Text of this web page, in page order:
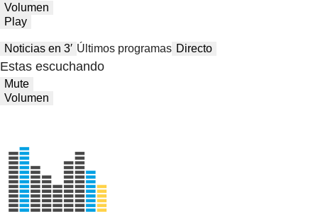
Volumen
Play
Noticias en 3′ Últimos programas Directo
Estas escuchando
Mute
Volumen